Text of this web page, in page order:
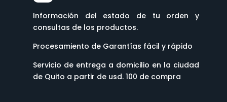
Información del estado de tu orden y
consultas de los productos.
Procesamiento de Garantías fácil y rápido
Servicio de entrega a domicilio en la ciudad
de Quito a partir de usd. 100 de compra